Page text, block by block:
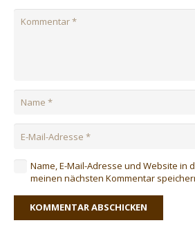
Name, E-Mail-Adresse und Website in
meinen nächsten Kommentar
KOMMENTAR ABSCHICKEN